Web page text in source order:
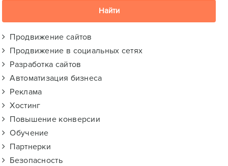
Продвижение сайтов
Продвижение в социальных сетях
Разработка сайтов
Автоматизация бизнеса
Реклама
Хостинг
Повышение конверсии
Обучение
Партнерки
Безопасность